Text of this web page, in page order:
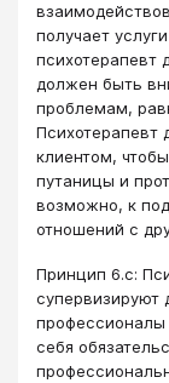
получает
психотерапевт
должен быть
проблемам,
Психотерапевт
клиентом,
путаницы и
возможно, к
отношений с
Принцип 6.c:
супервизируют
профессионалы
себя